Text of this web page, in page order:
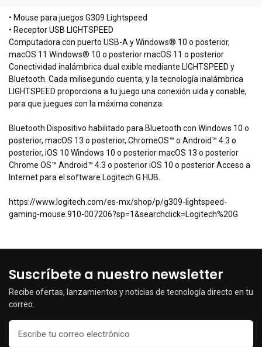
• Mouse para juegos G309 Lightspeed
• Receptor USB LIGHTSPEED
Computadora con puerto USB-A y Windows® 10 o posterior,
macOS 11 Windows® 10 o posterior macOS 11 o posterior
Conectividad inalámbrica dual exible mediante LIGHTSPEED y
Bluetooth. Cada milisegundo cuenta, y la tecnología inalámbrica
LIGHTSPEED proporciona a tu juego una conexión uida y conable,
para que juegues con la máxima conanza.
Bluetooth Dispositivo habilitado para Bluetooth con Windows 10 o
posterior, macOS 13 o posterior, ChromeOS™ o Android™ 4.3 o
posterior, iOS 10 Windows 10 o posterior macOS 13 o posterior
Chrome OS™ Android™ 4.3 o posterior iOS 10 o posterior Acceso a
Internet para el software Logitech G HUB.
https://www.logitech.com/es-mx/shop/p/g309-lightspeed-
gaming-mouse.910-007206?sp=1&searchclick=Logitech%20G
Suscríbete a nuestro newsletter
Recibe ofertas, lanzamientos y noticias de tecnología directo en tu
correo.